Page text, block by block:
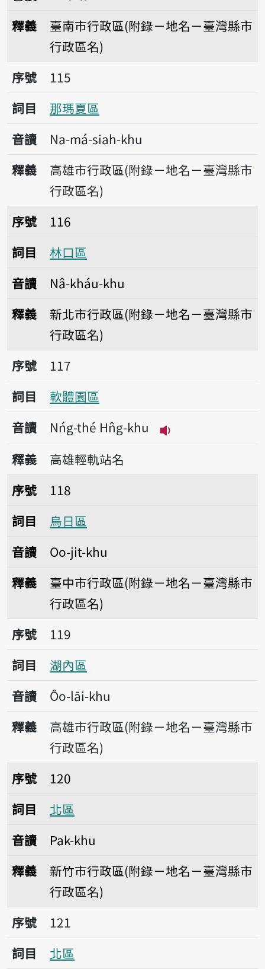
釋義
臺南市行政區(附錄－地名－臺灣縣市
行政區名)
序號115那瑪夏區
序號
115
詞目
那瑪夏區
音讀
Na-má-siah-khu
釋義
高雄市行政區(附錄－地名－臺灣縣市
行政區名)
序號116林口區
序號
116
詞目
林口區
音讀
Nâ-kháu-khu
釋義
新北市行政區(附錄－地名－臺灣縣市
行政區名)
序號117軟體園區
序號
117
詞目
軟體園區
音讀
Nńg-thé Hn̂g-khu
播放音讀Nńg-thé
釋義
高雄輕軌站名
序號118烏日區
序號
118
詞目
烏日區
音讀
Oo-ji̍t-khu
釋義
臺中市行政區(附錄－地名－臺灣縣市
行政區名)
序號119湖內區
序號
119
詞目
湖內區
音讀
Ôo-lāi-khu
釋義
高雄市行政區(附錄－地名－臺灣縣市
行政區名)
序號120北區
序號
120
詞目
北區
音讀
Pak-khu
釋義
新竹市行政區(附錄－地名－臺灣縣市
行政區名)
序號121北區
序號
121
詞目
北區